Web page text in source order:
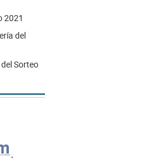
2021
del
Sorteo